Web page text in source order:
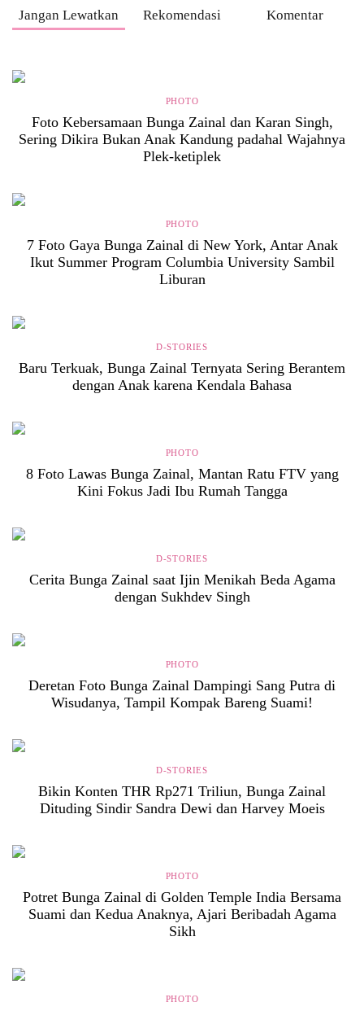
Jangan Lewatkan Rekomendasi Komentar
PHOTO
Foto Kebersamaan Bunga Zainal dan Karan Singh,
Sering Dikira Bukan Anak Kandung padahal Wajahnya
Plek-ketiplek
PHOTO
7 Foto Gaya Bunga Zainal di New York, Antar Anak
Ikut Summer Program Columbia University Sambil
Liburan
D-STORIES
Baru Terkuak, Bunga Zainal Ternyata Sering Berantem
dengan Anak karena Kendala Bahasa
PHOTO
8 Foto Lawas Bunga Zainal, Mantan Ratu FTV yang
Kini Fokus Jadi Ibu Rumah Tangga
D-STORIES
Cerita Bunga Zainal saat Ijin Menikah Beda Agama
dengan Sukhdev Singh
PHOTO
Deretan Foto Bunga Zainal Dampingi Sang Putra di
Wisudanya, Tampil Kompak Bareng Suami!
D-STORIES
Bikin Konten THR Rp271 Triliun, Bunga Zainal
Dituding Sindir Sandra Dewi dan Harvey Moeis
PHOTO
Potret Bunga Zainal di Golden Temple India Bersama
Suami dan Kedua Anaknya, Ajari Beribadah Agama
Sikh
PHOTO